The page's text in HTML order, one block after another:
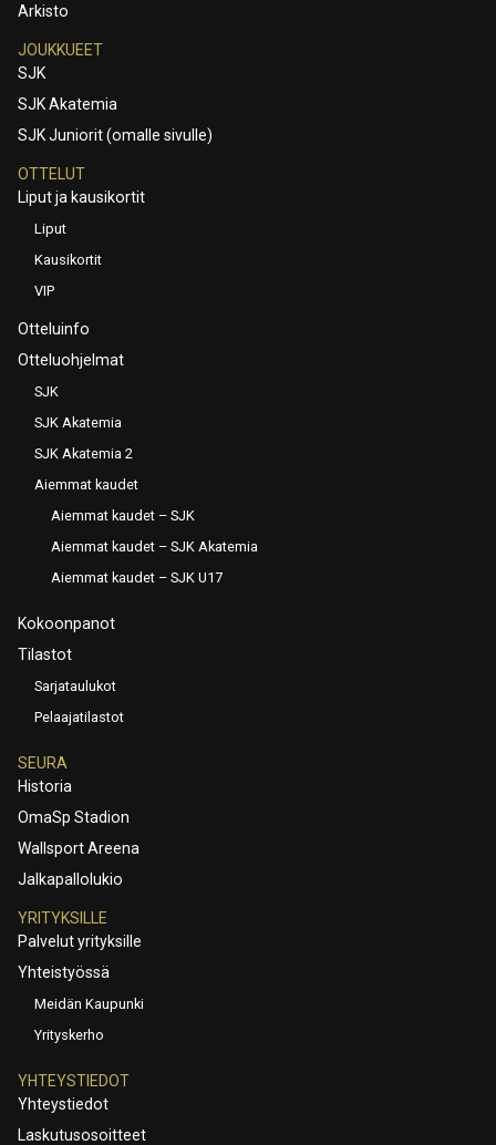
Arkisto
JOUKKUEET
SJK
SJK Akatemia
SJK Juniorit (omalle sivulle)
OTTELUT
Liput ja kausikortit
Liput
Kausikortit
VIP
Otteluinfo
Otteluohjelmat
SJK
SJK Akatemia
SJK Akatemia 2
Aiemmat kaudet
Aiemmat kaudet – SJK
Aiemmat kaudet – SJK Akatemia
Aiemmat kaudet – SJK U17
Kokoonpanot
Tilastot
Sarjataulukot
Pelaajatilastot
SEURA
Historia
OmaSp Stadion
Wallsport Areena
Jalkapallolukio
YRITYKSILLE
Palvelut yrityksille
Yhteistyössä
Meidän Kaupunki
Yrityskerho
YHTEYSTIEDOT
Yhteystiedot
Laskutusosoitteet